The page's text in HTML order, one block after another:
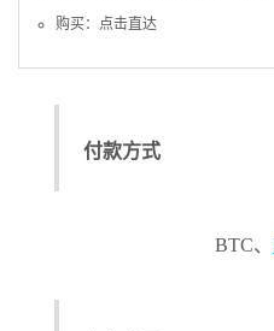
购买：点击直达
付款方式
BTC、